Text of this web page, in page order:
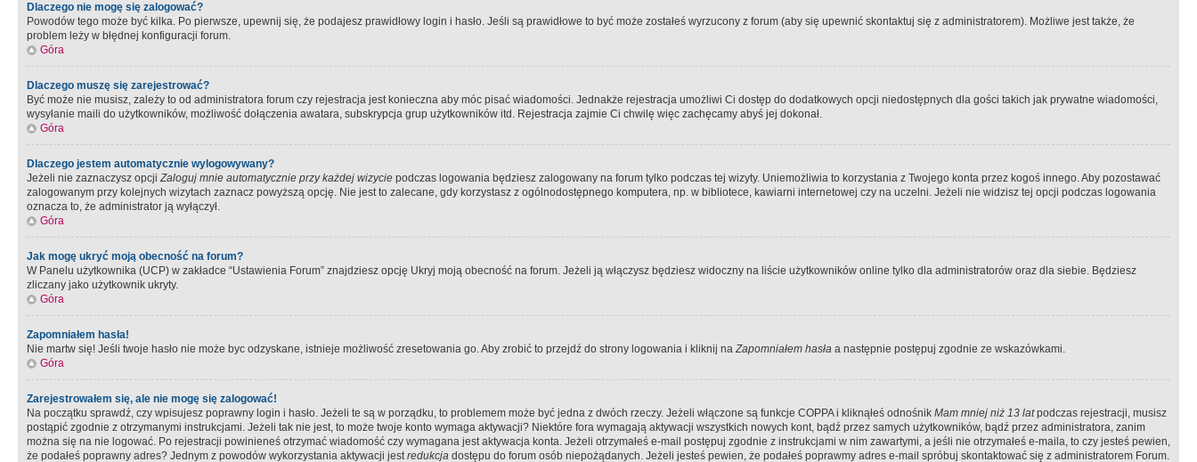
Dlaczego nie mogę się zalogować?
Powodów tego może być kilka. Po pierwsze, upewnij się, że podajesz prawidłowy login i hasło. Jeśli są prawidłowe to być może zostałeś wyrzucony z forum (aby się upewnić skontaktuj się z administratorem). Możliwe jest także, że
problem leży w błędnej konfiguracji forum.
Góra
Dlaczego muszę się zarejestrować?
Być może nie musisz, zależy to od administratora forum czy rejestracja jest konieczna aby móc pisać wiadomości. Jednakże rejestracja umożliwi Ci dostęp do dodatkowych opcji niedostępnych dla gości takich jak prywatne wiadomości,
wysyłanie maili do użytkowników, możliwość dołączenia awatara, subskrypcja grup użytkowników itd. Rejestracja zajmie Ci chwilę więc zachęcamy abyś jej dokonał.
Góra
Dlaczego jestem automatycznie wylogowywany?
Jeżeli nie zaznaczysz opcjiZaloguj mnie automatycznie przy każdej wizycie podczas logowania będziesz zalogowany na forum tylko podczas tej wizyty. Uniemożliwia to korzystania z Twojego konta przez kogoś innego. Aby pozostawać
zalogowanym przy kolejnych wizytach zaznacz powyższą opcję. Nie jest to zalecane, gdy korzystasz z ogólnodostępnego komputera, np. w bibliotece, kawiarni internetowej czy na uczelni. Jeżeli nie widzisz tej opcji podczas logowania
oznacza to, że administrator ją wyłączył.
Góra
Jak mogę ukryć moją obecność na forum?
W Panelu użytkownika (UCP) w zakładce “Ustawienia Forum” znajdziesz opcję Ukryj moją obecność na forum. Jeżeli ją włączysz będziesz widoczny na liście użytkowników online tylko dla administratorów oraz dla siebie. Będziesz
zliczany jako użytkownik ukryty.
Góra
Zapomniałem hasła!
Nie martw się! Jeśli twoje hasło nie może byc odzyskane, istnieje możliwość zresetowania go. Aby zrobić to przejdź do strony logowania i kliknij naZapomniałem hasła a następnie postępuj zgodnie ze wskazówkami.
Góra
Zarejestrowałem się, ale nie mogę się zalogować!
Na początku sprawdź, czy wpisujesz poprawny login i hasło. Jeżeli te są w porządku, to problemem może być jedna z dwóch rzeczy. Jeżeli włączone są funkcje COPPA i kliknąłeś odnośnik Mam mniej niż 13 latpodczas rejestracji, musisz
postąpić zgodnie z otrzymanymi instrukcjami. Jeżeli tak nie jest, to może twoje konto wymaga aktywacji? Niektóre fora wymagają aktywacji wszystkich nowych kont, bądź przez samych użytkowników, bądź przez administratora, zanim
można się na nie logować. Po rejestracji powinieneś otrzymać wiadomość czy wymagana jest aktywacja konta. Jeżeli otrzymałeś e-mail postępuj zgodnie z instrukcjami w nim zawartymi, a jeśli nie otrzymałeś e-maila, to czy jesteś pewien,
że podałeś poprawny adres? Jednym z powodów wykorzystania aktywacji jestredukcja dostępu do forum osób niepożądanych. Jeżeli jesteś pewien, że podałeś poprawmy adres e-mail spróbuj skontaktować się z administratorem Forum.